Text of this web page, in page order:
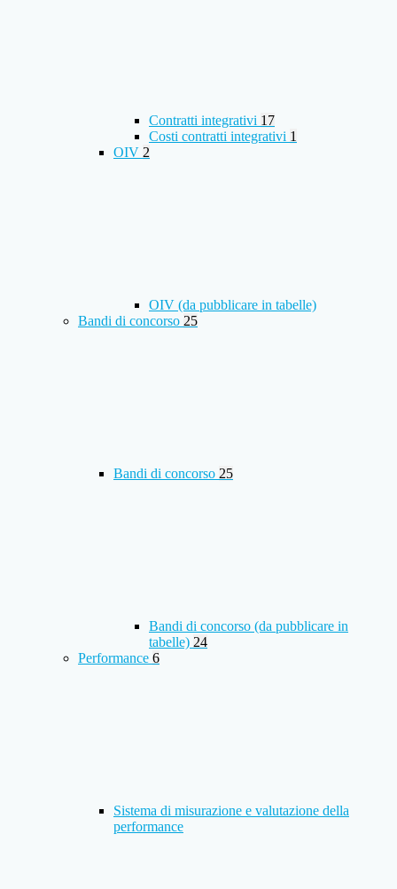
Contratti integrativi 17
Costi contratti integrativi 1
OIV 2
OIV (da pubblicare in tabelle)
Bandi di concorso 25
Bandi di concorso 25
Bandi di concorso (da pubblicare in
tabelle) 24
Performance 6
Sistema di misurazione e valutazione della
performance